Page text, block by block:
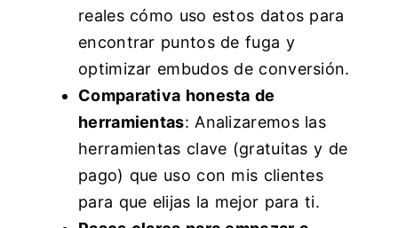
reales cómo uso estos datos para
encontrar puntos de fuga y
optimizar embudos de conversión.
Comparativa honesta de
herramientas: Analizaremos las
herramientas clave (gratuitas y de
pago) que uso con mis clientes
para que elijas la mejor para ti.